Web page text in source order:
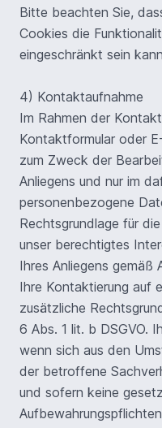
Bitte beachten Sie,
Cookies die
eingeschränkt sein
4) Kontaktaufnahme
Im Rahmen der
Kontaktformular oder
zum Zweck der
Anliegens und nur im
personenbezogene
Rechtsgrundlage für
unser berechtigtes
Ihres Anliegens gemäß
Ihre Kontaktierung auf
zusätzliche
6 Abs. 1 lit. b DSGVO.
wenn sich aus den
der betroffene
und sofern keine